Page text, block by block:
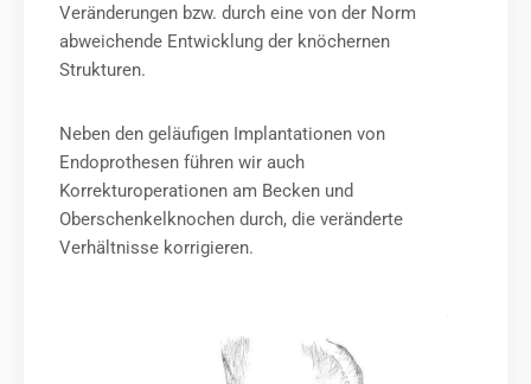
Veränderungen bzw. durch eine von der Norm
abweichende Entwicklung der knöchernen
Strukturen.
Neben den geläufigen Implantationen von
Endoprothesen führen wir auch
Korrekturoperationen am Becken und
Oberschenkelknochen durch, die veränderte
Verhältnisse korrigieren.